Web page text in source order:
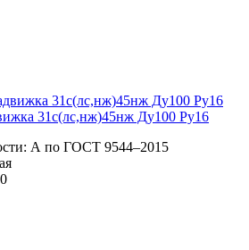
31с(лс,нж)45нж Ду100 Ру16
А по ГОСТ 9544–2015